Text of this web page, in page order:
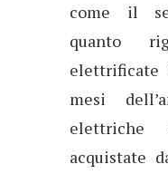
come il
quanto
mesi
acquistate